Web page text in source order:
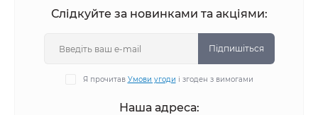
Слідкуйте за новинками та акціями:
Підпишіться
Я прочитав Умови угоди і згоден з вимогами
Наша адреса: